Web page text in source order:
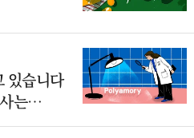
있습니다
는